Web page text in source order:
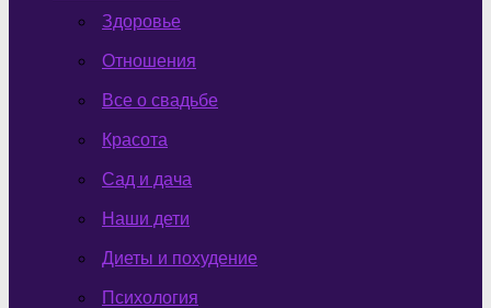
Здоровье
Отношения
Все о свадьбе
Красота
Сад и дача
Наши дети
Диеты и похудение
Психология